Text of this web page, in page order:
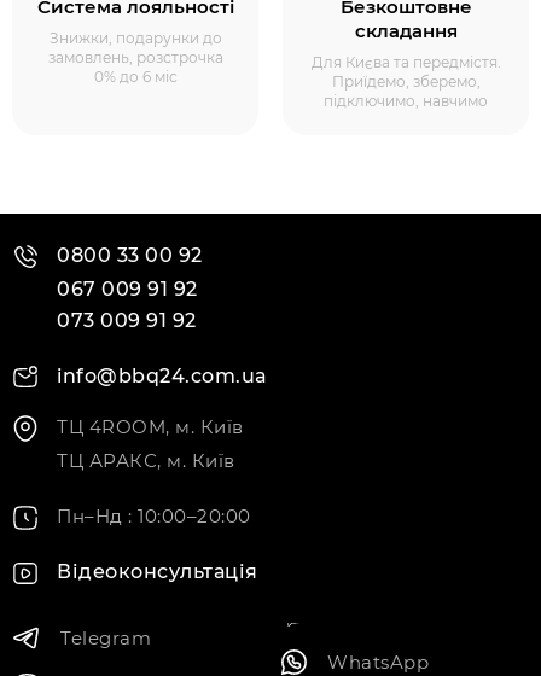
Система лояльності
Знижки, подарунки до
замовлень, розстрочка
0% до 6 міс
Безкоштовне
складання
Для Києва та передмістя.
Приїдемо, зберемо,
підключимо, навчимо
0800 33 00 92
067 009 91 92
073 009 91 92
info@bbq24.com.ua
ТЦ 4ROOM, м. Київ
ТЦ АРАКС, м. Київ
Пн–Нд : 10:00–20:00
Відеоконсультація
Telegram
WhatsApp